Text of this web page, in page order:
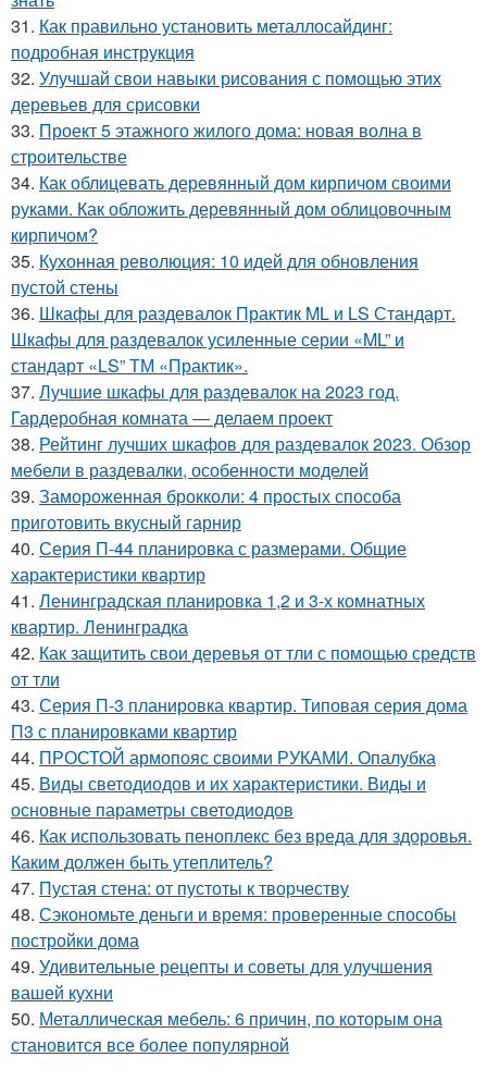
31. Как правильно установить металлосайдинг:
подробная инструкция
32. Улучшай свои навыки рисования с помощью этих
деревьев для срисовки
33. Проект 5 этажного жилого дома: новая волна в
строительстве
34. Как облицевать деревянный дом кирпичом своими
руками. Как обложить деревянный дом облицовочным
кирпичом?
35. Кухонная революция: 10 идей для обновления
пустой стены
36. Шкафы для раздевалок Практик ML и LS Стандарт.
Шкафы для раздевалок усиленные серии «ML” и
стандарт «LS” ТМ «Практик».
37. Лучшие шкафы для раздевалок на 2023 год.
Гардеробная комната — делаем проект
38. Рейтинг лучших шкафов для раздевалок 2023. Обзор
мебели в раздевалки, особенности моделей
39. Замороженная брокколи: 4 простых способа
приготовить вкусный гарнир
40. Серия П-44 планировка с размерами. Общие
характеристики квартир
41. Ленинградская планировка 1,2 и 3-х комнатных
квартир. Ленинградка
42. Как защитить свои деревья от тли с помощью средств
от тли
43. Серия П-3 планировка квартир. Типовая серия дома
П3 с планировками квартир
44. ПРОСТОЙ армопояс своими РУКАМИ. Опалубка
45. Виды светодиодов и их характеристики. Виды и
основные параметры светодиодов
46. Как использовать пеноплекс без вреда для здоровья.
Каким должен быть утеплитель?
47. Пустая стена: от пустоты к творчеству
48. Сэкономьте деньги и время: проверенные способы
постройки дома
49. Удивительные рецепты и советы для улучшения
вашей кухни
50. Металлическая мебель: 6 причин, по которым она
становится все более популярной